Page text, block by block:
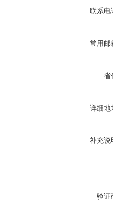
联系电
常用邮
省
详细地
补充说
验证